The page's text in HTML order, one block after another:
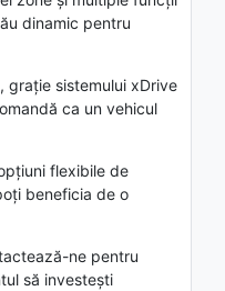
dinamic pentru
grație sistemului xDrive
ca un vehicul
flexibile de
beneficia de o
ne pentru
să investești